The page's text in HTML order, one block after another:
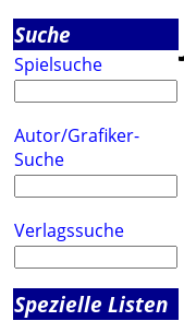
Suche
Spielsuche
Autor/Grafiker-
Suche
Verlagssuche
Spezielle Listen